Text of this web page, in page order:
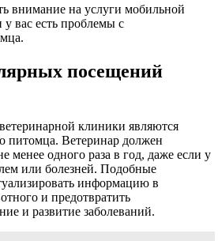
внимание на услуги мобильной
вас есть проблемы с
посещений
клиники являются
питомца. Ветеринар должен
менее одного раза в год, даже если у
или болезней. Подобные
информацию в
и предотвратить
и развитие заболеваний.